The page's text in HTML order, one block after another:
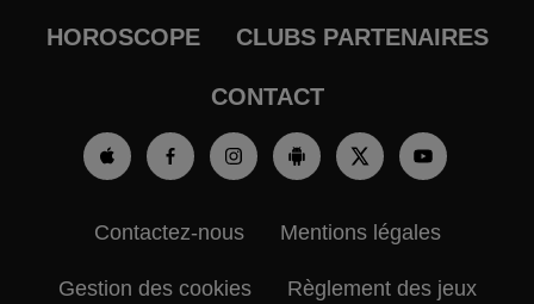
HOROSCOPE CLUBS PARTENAIRES
CONTACT
Contactez-nous Mentions légales
Gestion des cookies Règlement des jeux